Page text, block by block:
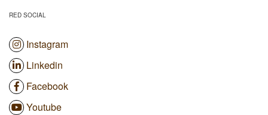
RED SOCIAL
Instagram
Linkedin
Facebook
Youtube